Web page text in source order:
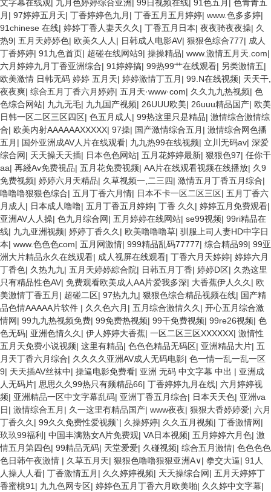
文字幕在线观 九月色婷婷综合亚洲 99日视频在线 91色五月
色青青五
月 | 97婷婷五月天| 丁香婷婷色九月 | 丁香五月五月婷婷| www.色多多婷|
91chinese 在线| 婷婷丁香人妻天久久 | 丁香五月日本| 夜夜骑夜夜操| 久
热9| 五月天婷婷色| 欧美久人人 | 日韩成人电影AV| 狠狠色综合777| 成人
丁香婷婷| 91九色首页| 超碰在线网站9| 操操精品| www.激情五月天.com|
六月婷婷九月丁香亚洲综合| 91婷婷搞| 99热99艹在线观看| 另类激情五|
欧美激情 日韩无码 婷婷 五月天| 婷婷激情丁五月 | 99.N在线视频| 天天干,
夜夜爽| 综合五月丁香六月婷婷| 五月天·www·com| 久久九九热视频| 色
色综合网站| 九九无毛| 九九国产视频| 26UUU欧美| 26uuu精品国产| 欧美
日韩一区二区三区四区| 色五月成人 | 99热这里只是精品| 激情综合激情综
合| 欧美内射AAAAAAXXXXX| 97操| 国产激情综合五月 | 激情综合网色播
五月 | 国外亚洲成AV人片在线观看| 九九热99在线视频| 立川无码av| 深爱
综合网| 天天操天天插| 日本色色网站| 五月花婷婷最新| 狠狠色97| 任你干
aa| 再綫Av免费視品| 五月花免费视频| AA片在线观看视频在线播放| 久9
免费视频| 婷婷六月天精品| 久草视频一,二三四| 激情五月丁香五月综合|
噜噜噜狠狠色综合| 五月丁香六月情| 日本不卡一区二区三区| 五月丁香六
月成人 | 日本成人噜噜| 五月丁香五月婷婷| 丁香 久久 | 婷婷五月免费观看|
亚洲AV人人操| 色九月综合网| 五月婷婷在线网站| se99视频| 99ri精品在
线| 九九亚洲视频| 婷婷丁香久久 | 欧美噜噜噜草| 驯服上司人妻HD中字日
本| www.色色色com| 五月网激情| 999精品乱码77777| 综合精品99| 99亚
洲大片精品永久在线观看| 成人视屏在线观看| 丁香六月天婷婷| 婷婷六月
丁香色| 久热九九| 五月天婷婷綜合院| 日韩五月丁香| 婷婷D区| 久热这里
只有精品性色AV| 免费观看欧美成人AA片爱我多深| 大香蕉伊人久久 | 欧
美激情丁香五月 | 超碰二区| 97热九九| 狠狠色综合精品视频在线| 国产精
品色情AAAAA片软件 | 久久色六月 | 五月综合激情久久 | 开心五月综合激
情网| 99九九热视频免费| 99免费热视频| 99干免费视频| 99re26视频| 色
色无码| 亚洲色情久久 | 伊人婷婷大香蕉| 一区二区三区XXXXXX| 激情性
五月天免费小说视频| 这里有精品| 色色色精品无码区| 亚洲精品大片| 五
月天丁香六月综合| 久久久久亚洲AV成人无码电影| 色一情一乱一乱一区
9| 天天插AV丝袜中| 操逼电影免费看| 亚洲 无码 中文字幕 中出 | 亚洲成
人无码片| 思思久久99热只有频精品66| 丁香婷婷九月在线| 六月婷婷视
频| 亚洲精品一区中文字幕乱码| 亚洲丁香五月综合| 日本天天色| 亚洲va
日| 激情综合五月 | 久一这里有精品国产| www夜夜| 狠狠大香婷婷爱| 六月
丁香久久 | 99久久免费性爱视频`| 久操婷婷| 久久五月视频| 丁香激情网|
玖玖99福利 | 中国丰满熟女A片免费观| VA日本视频| 五月婷婷六月色| 激
情五月第四色| 99精品无码| 天堂爱爱| 久碰视频| 综合五月激情| 色色色色
色日韩午夜激情 | 久草五月天| 狠狠色噜噜狠狠亚洲A∨| 拳交大逼| 91人
人操人人看| 丁香激情五月 | 久久婷婷视频| 天天操综合网| 五月天婷婷丁
香蜜桃91 | 九九色网专区| 婷婷色五月丁香六月欧美啪| 久久婷中文字幕|